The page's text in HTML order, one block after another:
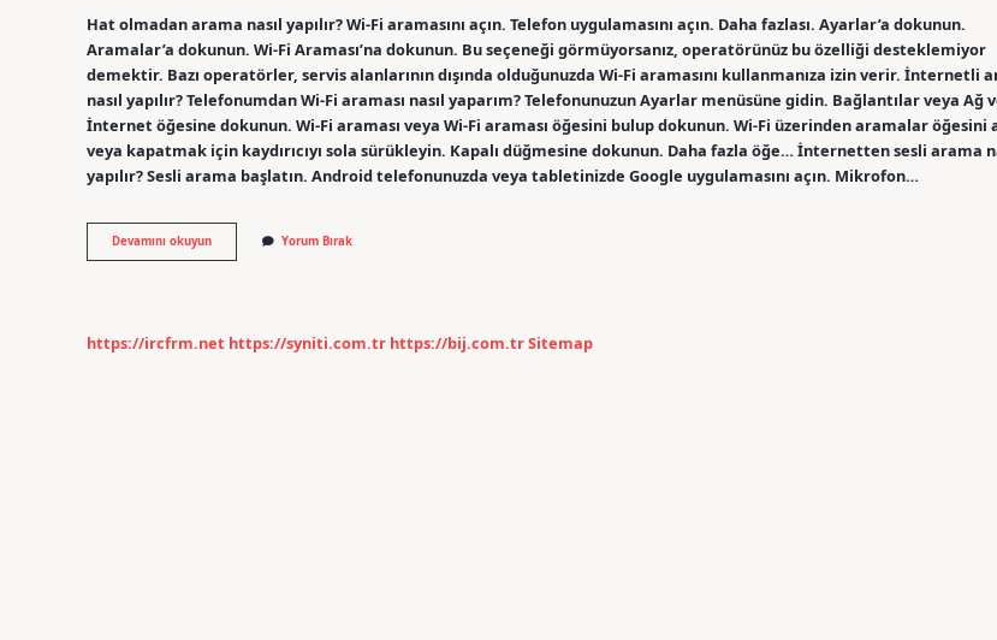
Hat olmadan arama nasıl yapılır? Wi-Fi aramasını açın. Telefon uygulamasını açın. Daha fazlası. Ayarlar’a dokunun.
Aramalar’a dokunun. Wi-Fi Araması’na dokunun. Bu seçeneği görmüyorsanız, operatörünüz bu özelliği desteklemiyor
demektir. Bazı operatörler, servis alanlarının dışında olduğunuzda Wi-Fi aramasını kullanmanıza izin verir. İnternetli
nasıl yapılır? Telefonumdan Wi-Fi araması nasıl yaparım? Telefonunuzun Ayarlar menüsüne gidin. Bağlantılar veya Ağ
İnternet öğesine dokunun. Wi-Fi araması veya Wi-Fi araması öğesini bulup dokunun. Wi-Fi üzerinden aramalar öğesini
veya kapatmak için kaydırıcıyı sola sürükleyin. Kapalı düğmesine dokunun. Daha fazla öğe… İnternetten sesli arama
yapılır? Sesli arama başlatın. Android telefonunuzda veya tabletinizde Google uygulamasını açın. Mikrofon…
Devamını okuyunDakikam
Olmadan
Yorum Bırak
https://ircfrm.net https://syniti.com.tr https://bij.com.trSitemap